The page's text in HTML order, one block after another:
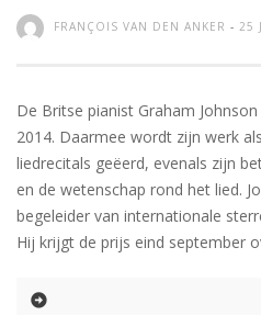
FRANÇOIS VAN DEN ANKER - 25
De Britse pianist Graham
2014. Daarmee wordt zijn werk
liedrecitals geëerd, evenals zijn
en de wetenschap rond het lied.
begeleider van internationale
Hij krijgt de prijs eind september